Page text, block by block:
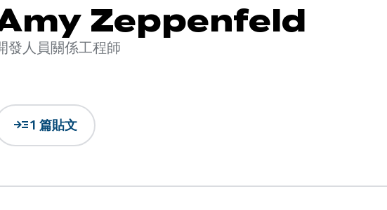
Zeppenfeld
發人員關係工程師
read_more1 篇貼文